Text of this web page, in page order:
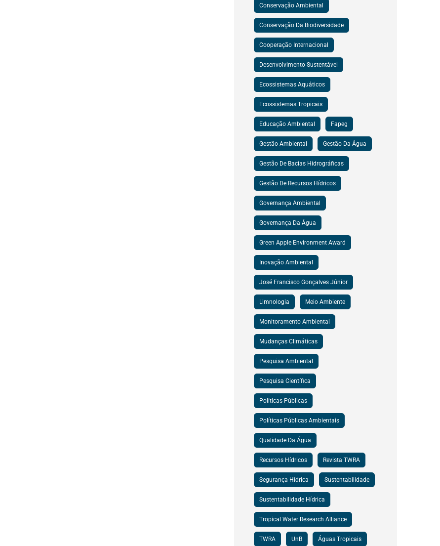
Conservação Ambiental
Conservação Da Biodiversidade
Cooperação Internacional
Desenvolvimento Sustentável
Ecossistemas Aquáticos
Ecossistemas Tropicais
Educação Ambiental Fapeg
Gestão Ambiental Gestão Da Água
Gestão De Bacias Hidrográficas
Gestão De Recursos Hídricos
Governança Ambiental
Governança Da Água
Green Apple Environment Award
Inovação Ambiental
José Francisco Gonçalves Júnior
Limnologia Meio Ambiente
Monitoramento Ambiental
Mudanças Climáticas
Pesquisa Ambiental
Pesquisa Científica
Políticas Públicas
Políticas Públicas Ambientais
Qualidade Da Água
Recursos Hídricos Revista TWRA
Segurança Hídrica Sustentabilidade
Sustentabilidade Hídrica
Tropical Water Research Alliance
TWRA UnB Águas Tropicais